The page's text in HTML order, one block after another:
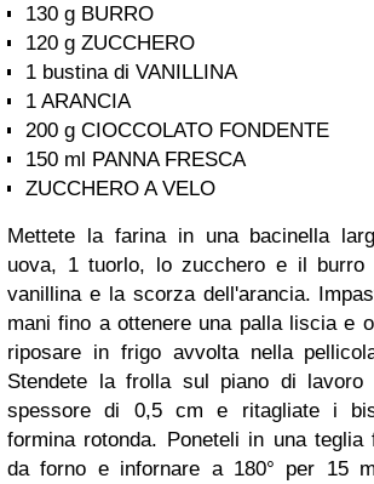
130 g BURRO
120 g ZUCCHERO
1 bustina di VANILLINA
1 ARANCIA
200 g CIOCCOLATO FONDENTE
150 ml PANNA FRESCA
ZUCCHERO A VELO
Mettete la farina in una bacinella
uova, 1 tuorlo, lo zucchero e il burro
vanillina e la scorza dell'arancia.
mani fino a ottenere una palla liscia e
riposare in frigo avvolta nella
Stendete la frolla sul piano di lavoro
spessore di 0,5 cm e ritagliate i
formina rotonda. Poneteli in una teglia
da forno e infornare a 180° per 15